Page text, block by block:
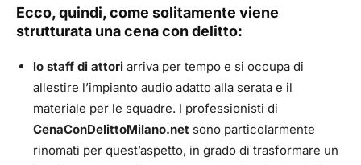
Ecco, quindi, come solitamente viene
strutturata una cena con delitto:
lo staff di attori arriva per tempo e si occupa di
allestire l’impianto audio adatto alla serata e il
materiale per le squadre. I professionisti di
CenaConDelittoMilano.net sono particolarmente
rinomati per quest’aspetto, in grado di trasformare un